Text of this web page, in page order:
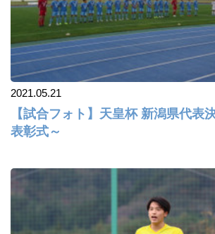
2021.05.21
【試合フォト】天皇杯 新潟県代
表彰式～